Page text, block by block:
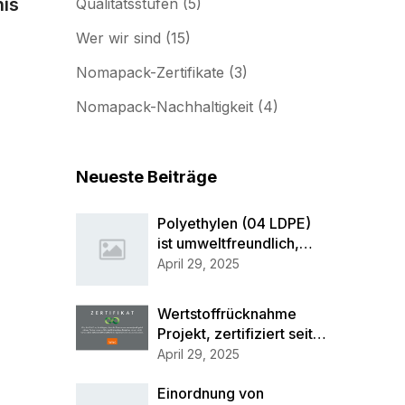
Wer wir sind (15)
Nomapack-Zertifikate (3)
Nomapack-Nachhaltigkeit (4)
Neueste Beiträge
Polyethylen (04 LDPE)
ist umweltfreundlich,
weil zu 100 %
April 29, 2025
Wertstoffrücknahme
Projekt, zertifiziert seit
2024
April 29, 2025
Einordnung von